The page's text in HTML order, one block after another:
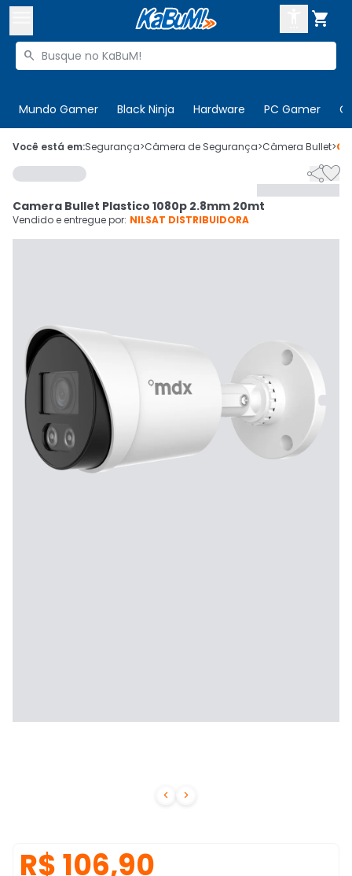

Buscar produtos

Mundo Gamer Black Ninja Hardware PC Gamer
 Olá. Acesse sua conta
 Departamentos
Cupons
CADASTRE-SE
Você está em:Segurança>Câmera de Segurança>Câmera Bullet>
 

Camera Bullet Plastico 1080p 2.8mm 20mt
Vendido e entregue por: NILSAT DISTRIBUIDORA
R$ 106,90